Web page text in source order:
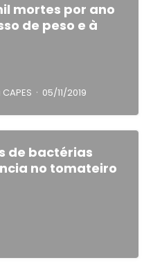
mortes por ano
de peso e à
· 05/11/2019
de bactérias
no tomateiro